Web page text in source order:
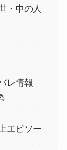
・中の人
レ情報
エピソー